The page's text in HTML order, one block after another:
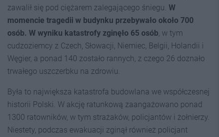
zawalił się pod ciężarem zalegającego śniegu. W
momencie tragedii w budynku przebywało około 700
osób. W wyniku katastrofy zginęło 65 osób , w tym
cudzoziemcy z Czech, Słowacji, Niemiec, Belgii, Holandii i
Węgier, a ponad 140 zostało rannych, z czego 26 doznało
trwałego uszczerbku na zdrowiu.
Była to największa katastrofa budowlana we współczesnej
historii Polski. W akcję ratunkową zaangażowano ponad
1300 ratowników, w tym strażaków, policjantów i żołnierzy.
Niestety, podczas ewakuacji zginął również policjant